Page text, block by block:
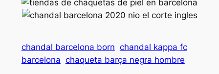
chandal barcelona born chandal kappa fc
barcelona chaqueta barça negra hombre